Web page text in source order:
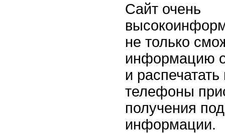
Сайт очень
не только
информацию
и
телефоны
получения
информации.